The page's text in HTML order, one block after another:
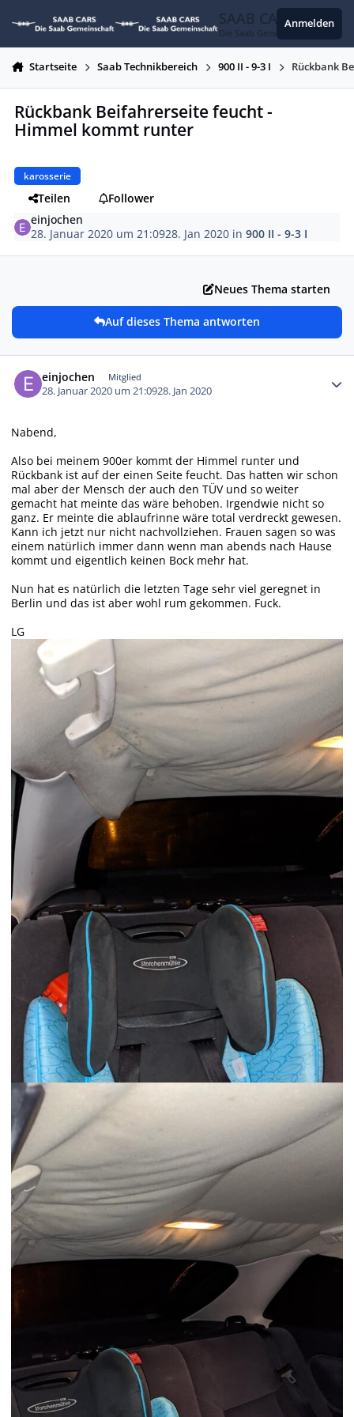
SAAB CARS
Die Saab Gemeinschaft
Anmelden
Startseite Saab Technikbereich 900 II - 9-3 I Rückbank
Rückbank Beifahrerseite feucht -
Himmel kommt runter
karosserie
Teilen
Follower
einjochen
28. Januar 2020 um 21:0928. Jan 2020 in900 II - 9-3 I
Neues Thema starten
Auf dieses Thema antworten
einjochen Mitglied
28. Januar 2020 um 21:0928. Jan 2020
Nabend,
Also bei meinem 900er kommt der Himmel runter und
Rückbank ist auf der einen Seite feucht. Das hatten wir schon
mal aber der Mensch der auch den TÜV und so weiter
gemacht hat meinte das wäre behoben. Irgendwie nicht so
ganz. Er meinte die ablaufrinne wäre total verdreckt gewesen.
Kann ich jetzt nur nicht nachvollziehen. Frauen sagen so was
einem natürlich immer dann wenn man abends nach Hause
kommt und eigentlich keinen Bock mehr hat.
Nun hat es natürlich die letzten Tage sehr viel geregnet in
Berlin und das ist aber wohl rum gekommen. Fuck.
LG